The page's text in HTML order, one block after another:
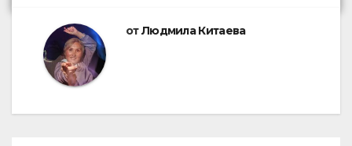
отЛюдмила Китаева